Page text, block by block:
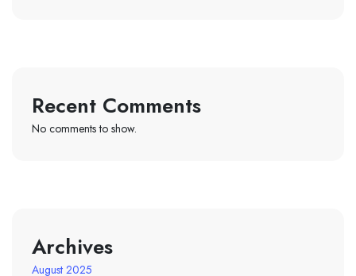
Recent Comments
No comments to show.
Archives
August 2025